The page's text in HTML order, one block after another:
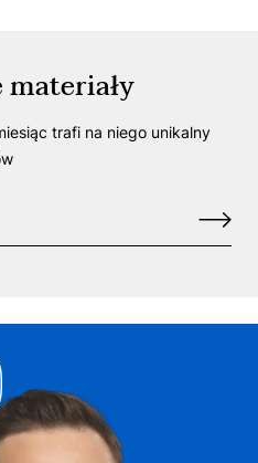
materiały
trafi na niego unikalny